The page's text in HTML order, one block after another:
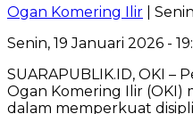
Ogan Komering Ilir |
Senin, 19 Januari 2026 -
SUARAPUBLIK.ID, OKI –
Ogan Komering Ilir (OKI)
dalam memperkuat